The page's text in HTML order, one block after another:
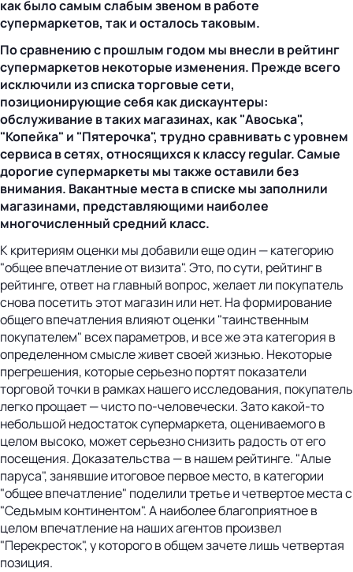
как было самым слабым звеном в работе
супермаркетов, так и осталось таковым.
По сравнению с прошлым годом мы внесли в рейтинг
супермаркетов некоторые изменения. Прежде всего
исключили из списка торговые сети,
позиционирующие себя как дискаунтеры:
обслуживание в таких магазинах, как "Авоська",
"Копейка" и "Пятерочка", трудно сравнивать с уровнем
сервиса в сетях, относящихся к классу regular. Самые
дорогие супермаркеты мы также оставили без
внимания. Вакантные места в списке мы заполнили
магазинами, представляющими наиболее
многочисленный средний класс.
К критериям оценки мы добавили еще один — категорию
"общее впечатление от визита". Это, по сути, рейтинг в
рейтинге, ответ на главный вопрос, желает ли покупатель
снова посетить этот магазин или нет. На формирование
общего впечатления влияют оценки "таинственным
покупателем" всех параметров, и все же эта категория в
определенном смысле живет своей жизнью. Некоторые
прегрешения, которые серьезно портят показатели
торговой точки в рамках нашего исследования, покупатель
легко прощает — чисто по-человечески. Зато какой-то
небольшой недостаток супермаркета, оцениваемого в
целом высоко, может серьезно снизить радость от его
посещения. Доказательства — в нашем рейтинге. "Алые
паруса", занявшие итоговое первое место, в категории
"общее впечатление" поделили третье и четвертое места с
"Седьмым континентом". А наиболее благоприятное в
целом впечатление на наших агентов произвел
"Перекресток", у которого в общем зачете лишь четвертая
позиция.